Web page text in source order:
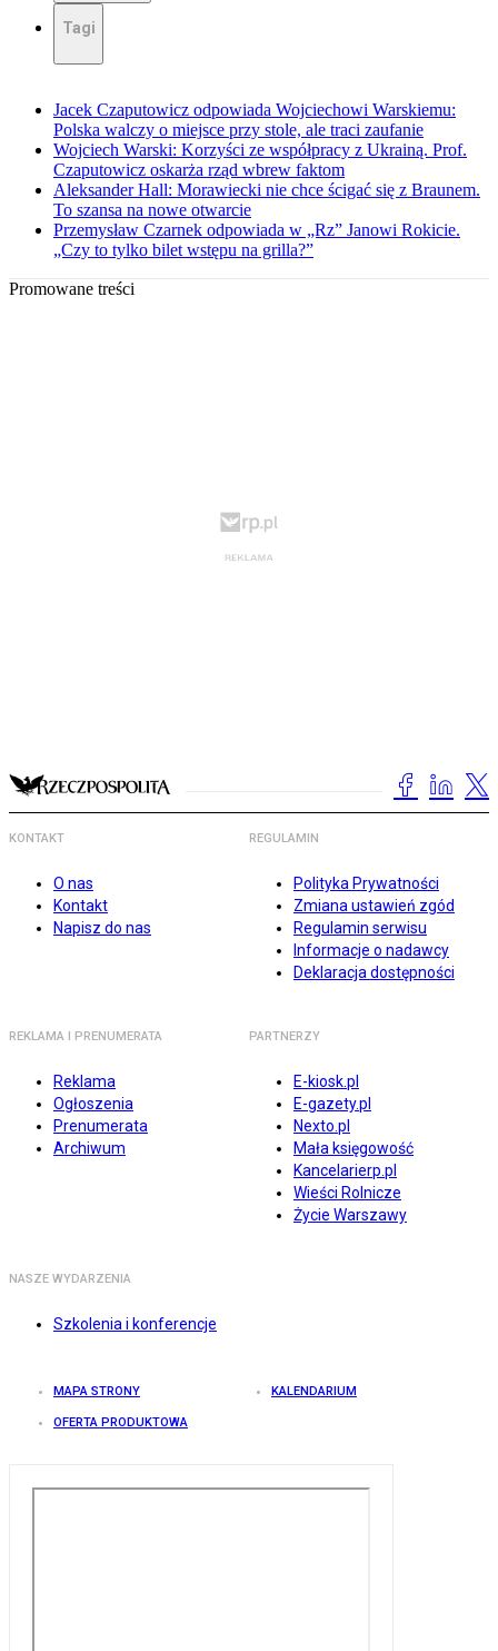
Tagi
Jacek Czaputowicz odpowiada Wojciechowi Warskiemu:
Polska walczy o miejsce przy stole, ale traci zaufanie
Wojciech Warski: Korzyści ze współpracy z Ukrainą. Prof.
Czaputowicz oskarża rząd wbrew faktom
Aleksander Hall: Morawiecki nie chce ścigać się z Braunem.
To szansa na nowe otwarcie
Przemysław Czarnek odpowiada w „Rz” Janowi Rokicie.
„Czy to tylko bilet wstępu na grilla?”
Promowane treści
KONTAKT
O nas
Kontakt
Napisz do nas
REGULAMIN
Polityka Prywatności
Zmiana ustawień zgód
Regulamin serwisu
Informacje o nadawcy
Deklaracja dostępności
REKLAMA I PRENUMERATA
Reklama
Ogłoszenia
Prenumerata
Archiwum
PARTNERZY
E-kiosk.pl
E-gazety.pl
Nexto.pl
Mała księgowość
Kancelarierp.pl
Wieści Rolnicze
Życie Warszawy
NASZE WYDARZENIA
Szkolenia i konferencje
MAPA STRONY KALENDARIUM
OFERTA PRODUKTOWA